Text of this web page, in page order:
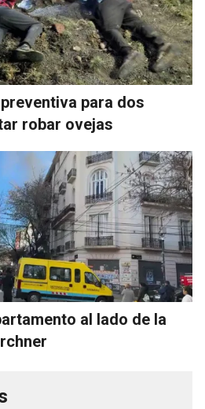
para dos
robar ovejas
al lado de la